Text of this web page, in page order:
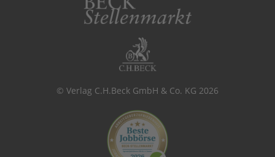
© Verlag C.H.Beck GmbH & Co. KG 2026